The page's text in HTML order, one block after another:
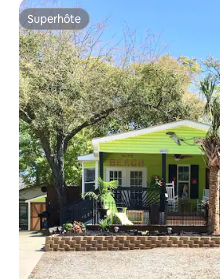
Superhôte
Superhôte